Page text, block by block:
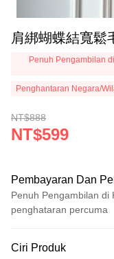
肩綁蝴蝶結寬鬆
Penuh Pengambilan
Penghantaran Negara/
NT$888
NT$599
Pembayaran Dan
Penuh Pengambilan di
penghataran percuma
Kad Kredit (Bayaran
Ciri Produk